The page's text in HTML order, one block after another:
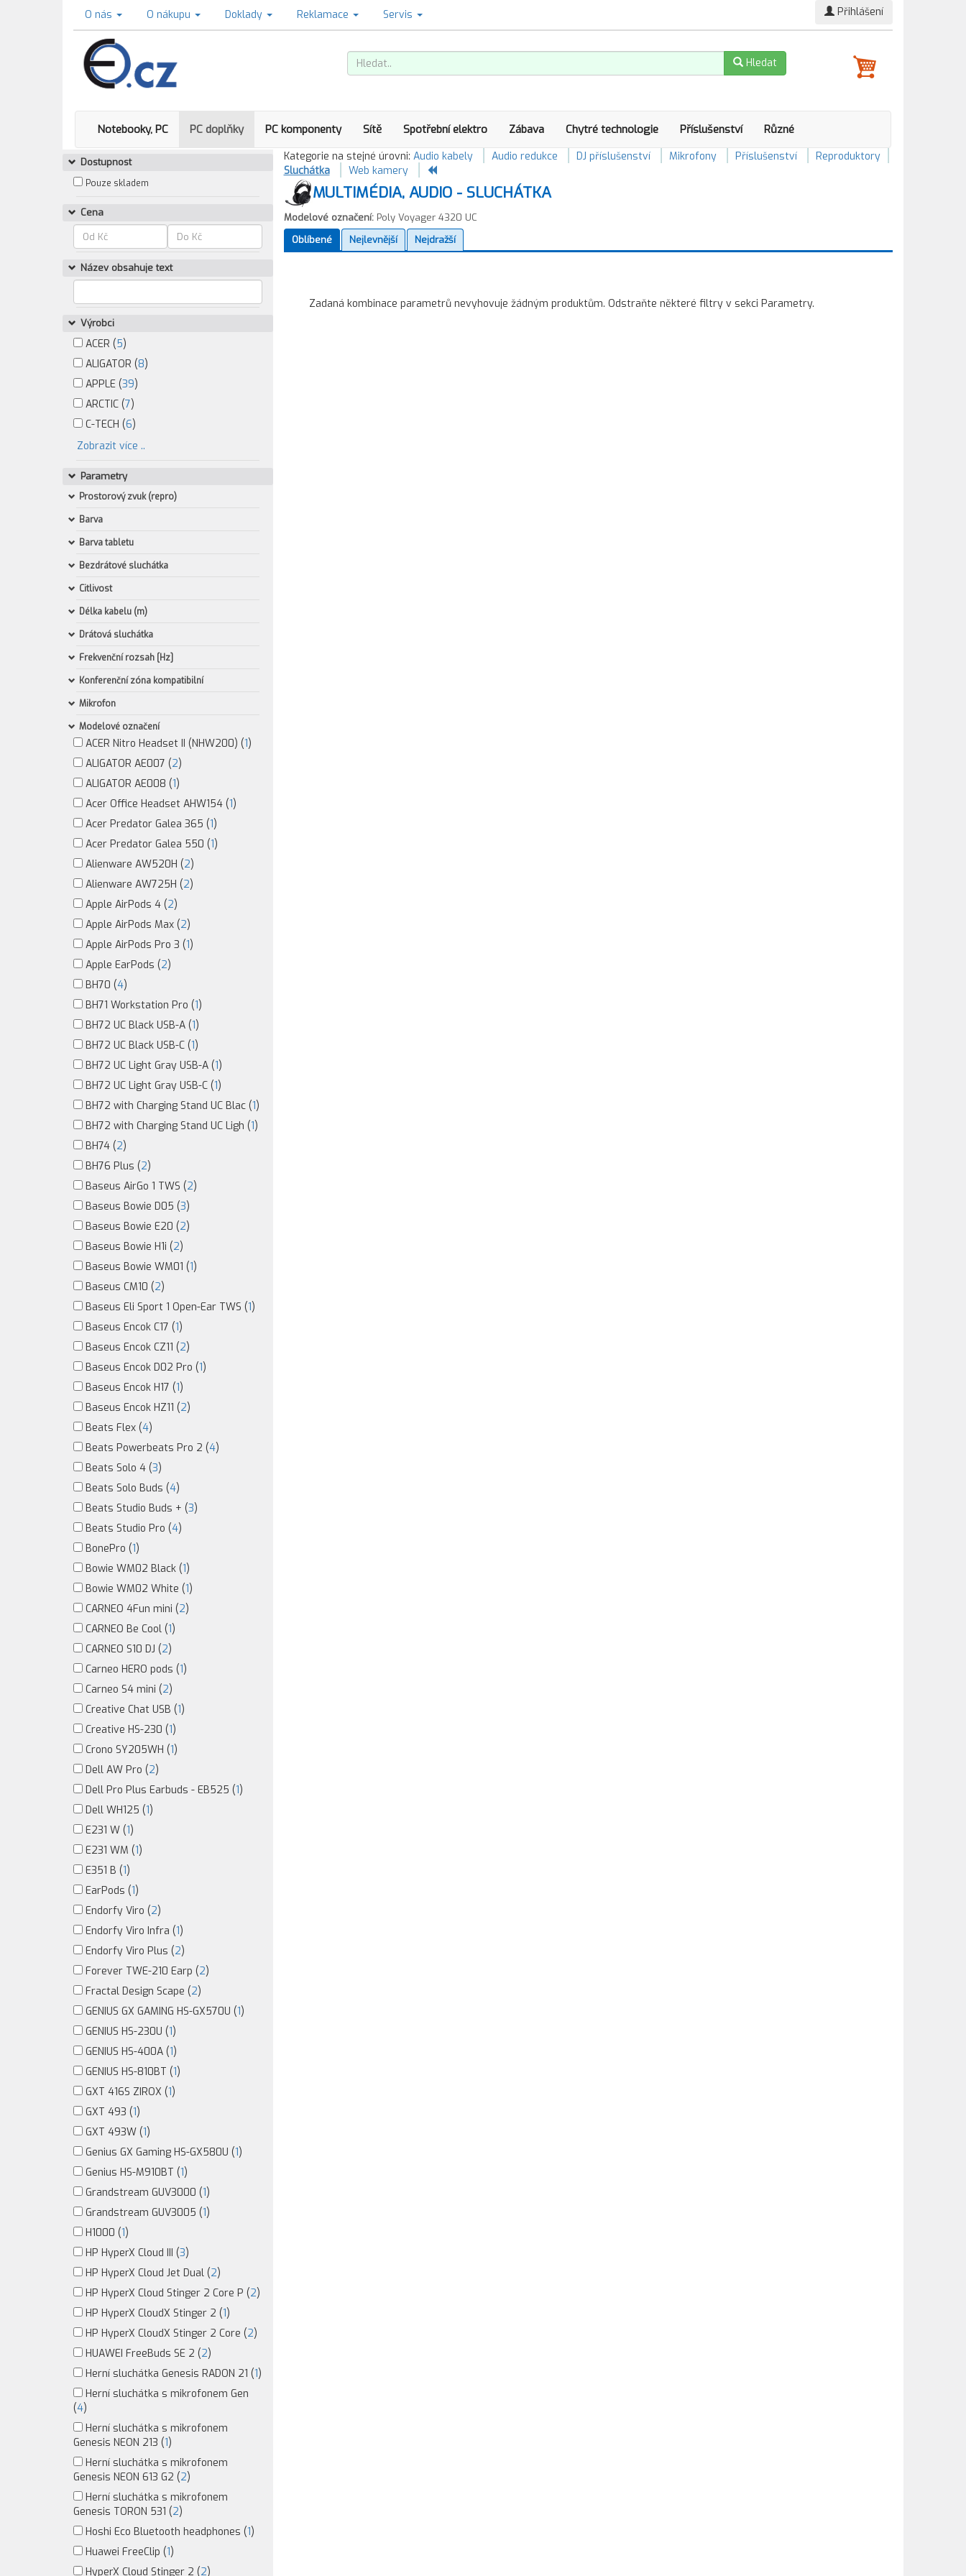
O nás O nákupu Doklady Reklamace Servis Přihlášení
Hledat
Notebooky, PC PC doplňky PC komponenty Sítě Spotřební elektro Zábava Chytré technologie Příslušenství Různé
Dostupnost
Pouze skladem
Cena
Název obsahuje text
Výrobci
ACER (5)
ALIGATOR (8)
APPLE (39)
ARCTIC (7)
C-TECH (6)
Zobrazit více ..
Parametry
Prostorový zvuk (repro)
Barva
Barva tabletu
Bezdrátové sluchátka
Citlivost
Délka kabelu (m)
Drátová sluchátka
Frekvenční rozsah [Hz]
Konferenční zóna kompatibilní
Mikrofon
Modelové označení
ACER Nitro Headset II (NHW200) (1)
ALIGATOR AE007 (2)
ALIGATOR AE008 (1)
Acer Office Headset AHW154 (1)
Acer Predator Galea 365 (1)
Acer Predator Galea 550 (1)
Alienware AW520H (2)
Alienware AW725H (2)
Apple AirPods 4 (2)
Apple AirPods Max (2)
Apple AirPods Pro 3 (1)
Apple EarPods (2)
BH70 (4)
BH71 Workstation Pro (1)
BH72 UC Black USB-A (1)
BH72 UC Black USB-C (1)
BH72 UC Light Gray USB-A (1)
BH72 UC Light Gray USB-C (1)
BH72 with Charging Stand UC Blac (1)
BH72 with Charging Stand UC Ligh (1)
BH74 (2)
BH76 Plus (2)
Baseus AirGo 1 TWS (2)
Baseus Bowie D05 (3)
Baseus Bowie E20 (2)
Baseus Bowie H1i (2)
Baseus Bowie WM01 (1)
Baseus CM10 (2)
Baseus Eli Sport 1 Open-Ear TWS (1)
Baseus Encok C17 (1)
Baseus Encok CZ11 (2)
Baseus Encok D02 Pro (1)
Baseus Encok H17 (1)
Baseus Encok HZ11 (2)
Beats Flex (4)
Beats Powerbeats Pro 2 (4)
Beats Solo 4 (3)
Beats Solo Buds (4)
Beats Studio Buds + (3)
Beats Studio Pro (4)
BonePro (1)
Bowie WM02 Black (1)
Bowie WM02 White (1)
CARNEO 4Fun mini (2)
CARNEO Be Cool (1)
CARNEO S10 DJ (2)
Carneo HERO pods (1)
Carneo S4 mini (2)
Creative Chat USB (1)
Creative HS-230 (1)
Crono SY205WH (1)
Dell AW Pro (2)
Dell Pro Plus Earbuds - EB525 (1)
Dell WH125 (1)
E231 W (1)
E231 WM (1)
E351 B (1)
EarPods (1)
Endorfy Viro (2)
Endorfy Viro Infra (1)
Endorfy Viro Plus (2)
Forever TWE-210 Earp (2)
Fractal Design Scape (2)
GENIUS GX GAMING HS-GX570U (1)
GENIUS HS-230U (1)
GENIUS HS-400A (1)
GENIUS HS-810BT (1)
GXT 416S ZIROX (1)
GXT 493 (1)
GXT 493W (1)
Genius GX Gaming HS-GX580U (1)
Genius HS-M910BT (1)
Grandstream GUV3000 (1)
Grandstream GUV3005 (1)
H1000 (1)
HP HyperX Cloud III (3)
HP HyperX Cloud Jet Dual (2)
HP HyperX Cloud Stinger 2 Core P (2)
HP HyperX CloudX Stinger 2 (1)
HP HyperX CloudX Stinger 2 Core (2)
HUAWEI FreeBuds SE 2 (2)
Herní sluchátka Genesis RADON 21 (1)
Herní sluchátka s mikrofonem Gen
(4)
Herní sluchátka s mikrofonem
Genesis NEON 213 (1)
Herní sluchátka s mikrofonem
Genesis NEON 613 G2 (2)
Herní sluchátka s mikrofonem
Genesis TORON 531 (2)
Hoshi Eco Bluetooth headphones (1)
Huawei FreeClip (1)
HyperX Cloud Stinger 2 (2)
Kategorie na stejné úrovni: Audio kabely Audio redukce DJ příslušenství Mikrofony Příslušenství
Reproduktory
Sluchátka
Web kamery
MULTIMÉDIA, AUDIO - SLUCHÁTKA
Modelové označení:Poly Voyager 4320 UC
Oblíbené
Nejlevnější Nejdražší
Zadaná kombinace parametrů nevyhovuje žádným produktům. Odstraňte některé filtry v sekci Parametry.